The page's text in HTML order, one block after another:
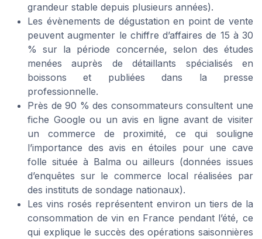
grandeur stable depuis plusieurs années).
Les évènements de dégustation en point de vente
peuvent augmenter le chiffre d’affaires de 15 à 30
% sur la période concernée, selon des études
menées auprès de détaillants spécialisés en
boissons et publiées dans la presse
professionnelle.
Près de 90 % des consommateurs consultent une
fiche Google ou un avis en ligne avant de visiter
un commerce de proximité, ce qui souligne
l’importance des avis en étoiles pour une cave
folle située à Balma ou ailleurs (données issues
d’enquêtes sur le commerce local réalisées par
des instituts de sondage nationaux).
Les vins rosés représentent environ un tiers de la
consommation de vin en France pendant l’été, ce
qui explique le succès des opérations saisonnières